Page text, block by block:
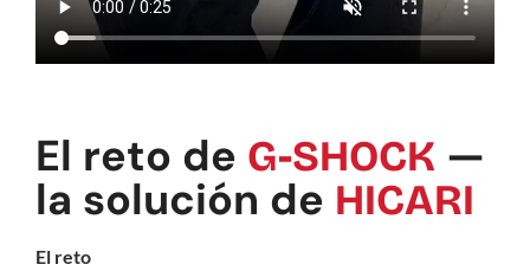
El reto de G-SHOCK —
la solución de HICARI
El reto